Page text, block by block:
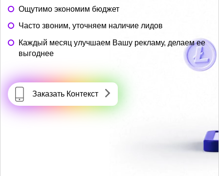
Ощутимо экономим бюджет
Часто звоним, уточняем наличие лидов
Каждый месяц улучшаем Вашу рекламу, делаем ее
выгоднее
Заказать Контекст